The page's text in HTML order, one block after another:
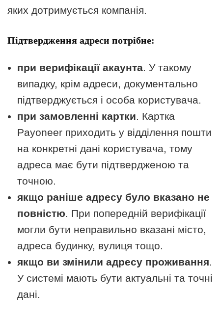
яких дотримується компанія.
Підтвердження адреси потрібне:
при верифікації акаунта. У такому
випадку, крім адреси, документально
підтверджується і особа користувача.
при замовленні картки. Картка
Payoneer приходить у відділення пошти
на конкретні дані користувача, тому
адреса має бути підтвердженою та
точною.
якщо раніше адресу було вказано не
повністю. При попередній верифікації
могли бути неправильно вказані місто,
адреса будинку, вулиця тощо.
якщо ви змінили адресу проживання.
У системі мають бути актуальні та точні
дані.